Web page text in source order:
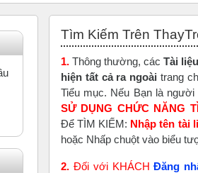
Tìm Kiếm Trên
1. Thông thường, các Tài liệu
hiện tất cả ra ngoài trang
Tiểu mục. Nếu Bạn là người
SỬ DỤNG CHỨC NĂNG
Để TÌM KIẾM: Nhập tên tài
hoặc Nhấp chuột vào biểu
2. Đối với KHÁCHĐăng